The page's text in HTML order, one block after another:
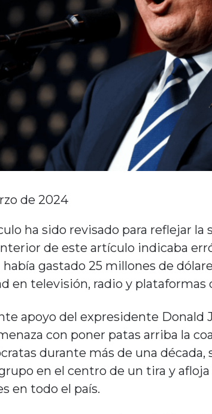
de 2024
ha sido revisado para reflejar
de este artículo indicaba
gastado 25 millones de
en televisión, radio y plataformas
apoyo del expresidente Donald
con poner patas arriba la
durante más de una
en el centro de un tira y
en todo el país.